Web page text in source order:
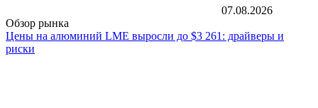
07.08.2026
Обзор рынка
Цены на алюминий LME выросли до $3 261: драйверы и
риски